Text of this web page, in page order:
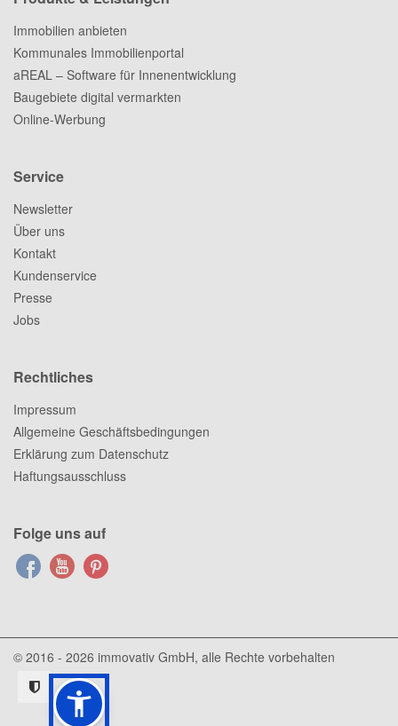
Immobilien anbieten
Kommunales Immobilienportal
aREAL – Software für Innenentwicklung
Baugebiete digital vermarkten
Online-Werbung
Service
Newsletter
Über uns
Kontakt
Kundenservice
Presse
Jobs
Rechtliches
Impressum
Allgemeine Geschäftsbedingungen
Erklärung zum Datenschutz
Haftungsausschluss
Folge uns auf
© 2016 - 2026 immovativ GmbH, alle Rechte vorbehalten